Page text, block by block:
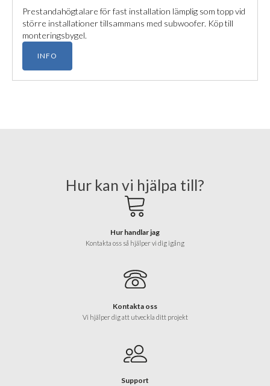
Prestandahögtalare för fast installation lämplig som topp vid
större installationer tillsammans med subwoofer. Köp till
monteringsbygel.
INFO
Hur kan vi hjälpa till?
Hur handlar jag
Kontakta oss så hjälper vi dig igång
Kontakta oss
Vi hjälper dig att utveckla ditt projekt
Support